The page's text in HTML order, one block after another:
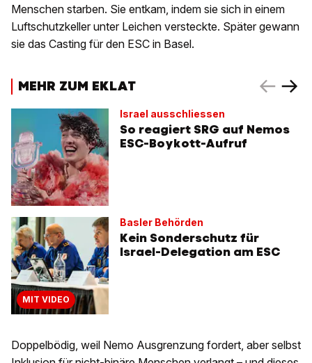
Menschen starben. Sie entkam, indem sie sich in einem
Luftschutzkeller unter Leichen versteckte. Später gewann
sie das Casting für den ESC in Basel.
MEHR ZUM EKLAT
Israel ausschliessen
So reagiert SRG auf Nemos
ESC-Boykott-Aufruf
MIT VIDEO
Basler Behörden
Kein Sonderschutz für
Israel-Delegation am ESC
Doppelbödig, weil Nemo Ausgrenzung fordert, aber selbst